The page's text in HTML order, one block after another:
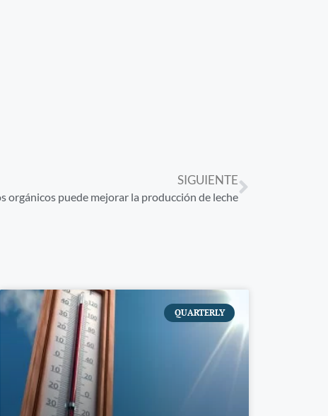
SIGUIENTE
orgánicos puede mejorar la producción de leche
QUARTERLY